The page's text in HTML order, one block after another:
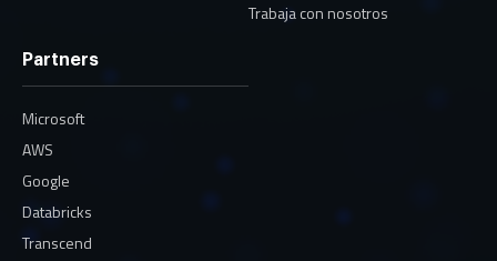
Trabaja con nosotros
Partners
Microsoft
AWS
Google
Databricks
Transcend